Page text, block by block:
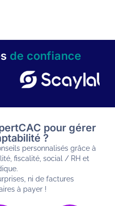
de confiance
pour gérer
?
personnalisés grâce à
fiscalité, social / RH et
ni de factures
à payer !